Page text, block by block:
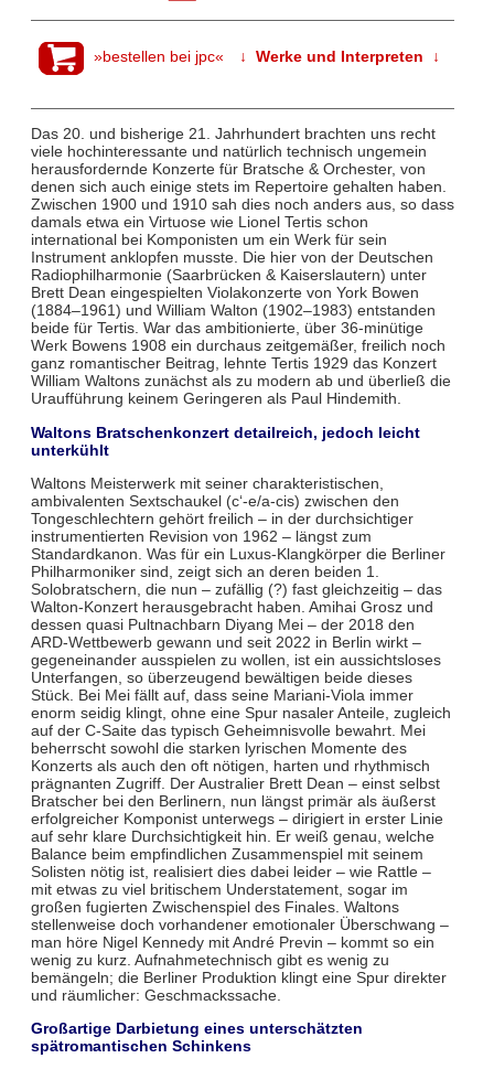
»bestellen bei jpc« ↓ Werke und Interpreten ↓
Das 20. und bisherige 21. Jahrhundert brachten uns recht
viele hochinteressante und natürlich technisch ungemein
herausfordernde Konzerte für Bratsche & Orchester, von
denen sich auch einige stets im Repertoire gehalten haben.
Zwischen 1900 und 1910 sah dies noch anders aus, so dass
damals etwa ein Virtuose wie Lionel Tertis schon
international bei Komponisten um ein Werk für sein
Instrument anklopfen musste. Die hier von der Deutschen
Radiophilharmonie (Saarbrücken & Kaiserslautern) unter
Brett Dean eingespielten Violakonzerte von York Bowen
(1884–1961) und William Walton (1902–1983) entstanden
beide für Tertis. War das ambitionierte, über 36-minütige
Werk Bowens 1908 ein durchaus zeitgemäßer, freilich noch
ganz romantischer Beitrag, lehnte Tertis 1929 das Konzert
William Waltons zunächst als zu modern ab und überließ die
Uraufführung keinem Geringeren als Paul Hindemith.
Waltons Bratschenkonzert detailreich, jedoch leicht
unterkühlt
Waltons Meisterwerk mit seiner charakteristischen,
ambivalenten Sextschaukel (c‘-e/a-cis) zwischen den
Tongeschlechtern gehört freilich – in der durchsichtiger
instrumentierten Revision von 1962 – längst zum
Standardkanon. Was für ein Luxus-Klangkörper die Berliner
Philharmoniker sind, zeigt sich an deren beiden 1.
Solobratschern, die nun – zufällig (?) fast gleichzeitig – das
Walton-Konzert herausgebracht haben. Amihai Grosz und
dessen quasi Pultnachbarn Diyang Mei – der 2018 den
ARD-Wettbewerb gewann und seit 2022 in Berlin wirkt –
gegeneinander ausspielen zu wollen, ist ein aussichtsloses
Unterfangen, so überzeugend bewältigen beide dieses
Stück. Bei Mei fällt auf, dass seine Mariani-Viola immer
enorm seidig klingt, ohne eine Spur nasaler Anteile, zugleich
auf der C-Saite das typisch Geheimnisvolle bewahrt. Mei
beherrscht sowohl die starken lyrischen Momente des
Konzerts als auch den oft nötigen, harten und rhythmisch
prägnanten Zugriff. Der Australier Brett Dean – einst selbst
Bratscher bei den Berlinern, nun längst primär als äußerst
erfolgreicher Komponist unterwegs – dirigiert in erster Linie
auf sehr klare Durchsichtigkeit hin. Er weiß genau, welche
Balance beim empfindlichen Zusammenspiel mit seinem
Solisten nötig ist, realisiert dies dabei leider – wie Rattle –
mit etwas zu viel britischem Understatement, sogar im
großen fugierten Zwischenspiel des Finales. Waltons
stellenweise doch vorhandener emotionaler Überschwang –
man höre Nigel Kennedy mit André Previn – kommt so ein
wenig zu kurz. Aufnahmetechnisch gibt es wenig zu
bemängeln; die Berliner Produktion klingt eine Spur direkter
und räumlicher: Geschmackssache.
Großartige Darbietung eines unterschätzten
spätromantischen Schinkens